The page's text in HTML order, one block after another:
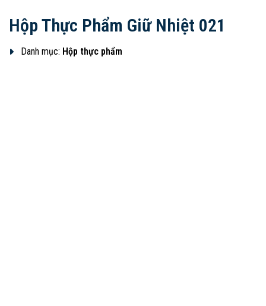
Hộp Thực Phẩm Giữ Nhiệt 021
Danh mục: Hộp thực phẩm